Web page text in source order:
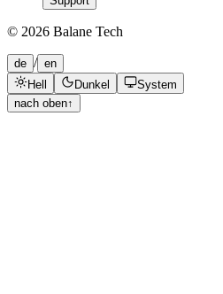
© 2026 Balane Tech
de / en
Hell
Dunkel
System
nach oben↑